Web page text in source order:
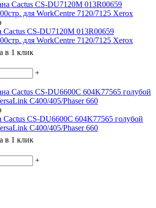
Cactus CS-DU7120M 013R00659
для WorkCentre 7120/7125 Xerox
в 1 клик
+
Cactus CS-DU6600C 604K77565 голубой
C400/405/Phaser 660
в 1 клик
+